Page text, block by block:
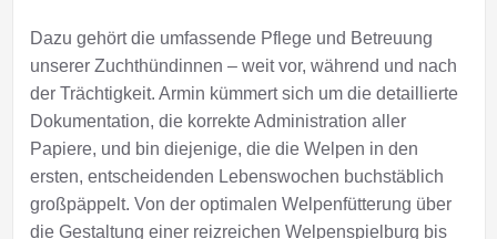
Dazu gehört die umfassende Pflege und Betreuung
unserer Zuchthündinnen – weit vor, während und nach
der Trächtigkeit. Armin kümmert sich um die detaillierte
Dokumentation, die korrekte Administration aller
Papiere, und bin diejenige, die die Welpen in den
ersten, entscheidenden Lebenswochen buchstäblich
großpäppelt. Von der optimalen Welpenfütterung über
die Gestaltung einer reizreichen Welpenspielburg bis